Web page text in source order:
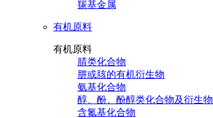
羰基金属
有机原料
有机原料
腈类化合物
肼或胲的有机衍生物
氨基化合物
醇、酚、酚醇类化合物及衍生物
含氮基化合物